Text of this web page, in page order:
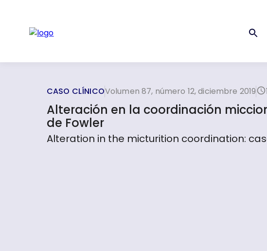
CASO CLÍNICOVolumen 87, número 12, diciembre 2019
Alteración en la coordinación
de Fowler
Alteration in the micturition coordination: